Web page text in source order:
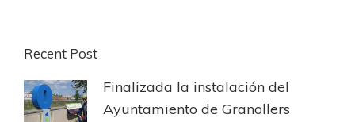
Recent Post
Finalizada la instalación del
Ayuntamiento de Granollers